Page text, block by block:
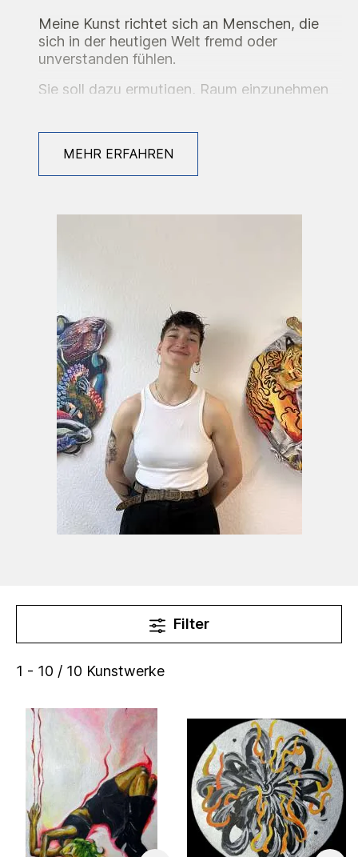
Meine Kunst richtet sich an Menschen, die
sich in der heutigen Welt fremd oder
unverstanden fühlen.
Sie soll dazu ermutigen, Raum einzunehmen
Nisch, Stuttgart
2024 Sicher Weiblich - Ausstellung zum
feministischen Kampftag, Studio Amore,
Stuttgart
2020 The Ancient Britons. Die Erschienung
eines verschollenen Bildes, AKKU
Projektraum, Stuttgart
MEHR ERFAHREN
Filter
1 - 10 / 10 Kunstwerke